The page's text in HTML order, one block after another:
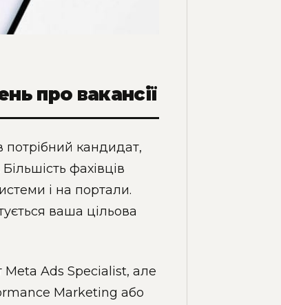
про вакансії
кандидат,
фахівців
і на портали.
ваша цільова
Ads Specialist, але
Marketing або